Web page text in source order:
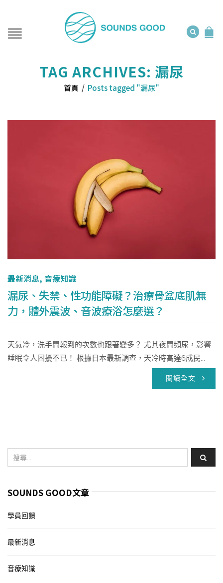
TAG ARCHIVES: 漏尿
首頁 / Posts tagged "漏尿"
最新消息, 音療知識
漏尿、失禁、性功能障礙？治療骨盆底肌無
力，體外震波、音波療浴怎麼選？
天氣冷，洗手間報到的次數也跟著變多？ 尤其夜間頻尿，影響
睡眠令人困擾不已！ 根據日本最新調查，天冷時高達6成民...
閱讀全文
SOUNDS GOOD文章
學員回饋
最新消息
音療知識